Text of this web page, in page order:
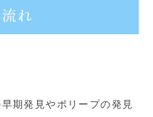
れ
期発見やポリープの発見